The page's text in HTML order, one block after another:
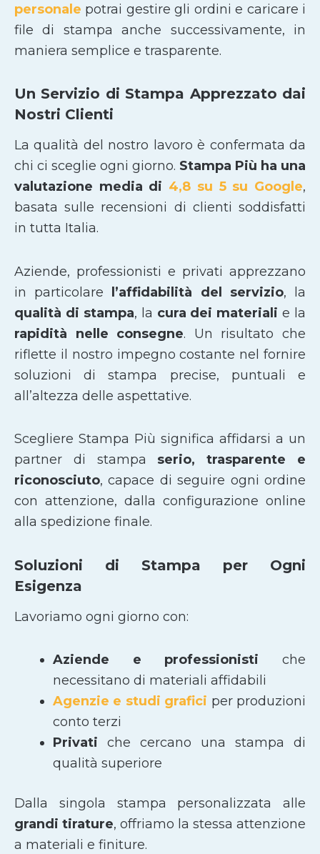
personale potrai gestire gli ordini e caricare i
file di stampa anche successivamente, in
maniera semplice e trasparente.
Un Servizio di Stampa Apprezzato dai
Nostri Clienti
La qualità del nostro lavoro è confermata da
chi ci sceglie ogni giorno. Stampa Più ha una
valutazione media di 4,8 su 5 su Google,
basata sulle recensioni di clienti soddisfatti
in tutta Italia.
Aziende, professionisti e privati apprezzano
in particolare l’affidabilità del servizio, la
qualità di stampa, la cura dei materiali e la
rapidità nelle consegne. Un risultato che
riflette il nostro impegno costante nel fornire
soluzioni di stampa precise, puntuali e
all’altezza delle aspettative.
Scegliere Stampa Più significa affidarsi a un
partner di stampa serio, trasparente e
riconosciuto, capace di seguire ogni ordine
con attenzione, dalla configurazione online
alla spedizione finale.
Soluzioni di Stampa per Ogni
Esigenza
Lavoriamo ogni giorno con:
Aziende e professionisti che
necessitano di materiali affidabili
Agenzie e studi grafici per produzioni
conto terzi
Privati che cercano una stampa di
qualità superiore
Dalla singola stampa personalizzata alle
grandi tirature, offriamo la stessa attenzione
a materiali e finiture.